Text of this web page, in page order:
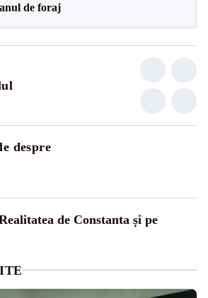
de foraj
despre
de Constanta și pe